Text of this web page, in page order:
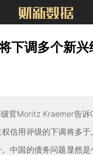
下调多个新
官Moritz Kraemer告
信用评级的下调将多
中国的债务问题显然